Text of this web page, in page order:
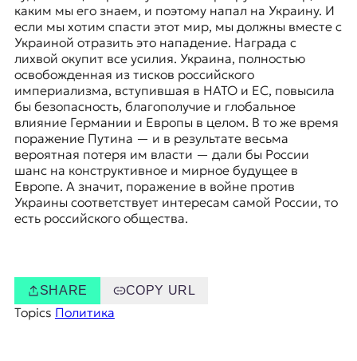
каким мы его знаем, и поэтому напал на Украину. И
если мы хотим спасти этот мир, мы должны вместе с
Украиной отразить это нападение. Награда с
лихвой окупит все усилия. Украина, полностью
освобожденная из тисков российского
империализма, вступившая в НАТО и ЕС, повысила
бы безопасность, благополучие и глобальное
влияние Германии и Европы в целом. В то же время
поражение Путина — и в результате весьма
вероятная потеря им власти — дали бы России
шанс на конструктивное и мирное будущее в
Европе. А значит, поражение в войне против
Украины соответствует интересам самой России, то
есть российского общества.
SHARE COPY URL
Topics Политика